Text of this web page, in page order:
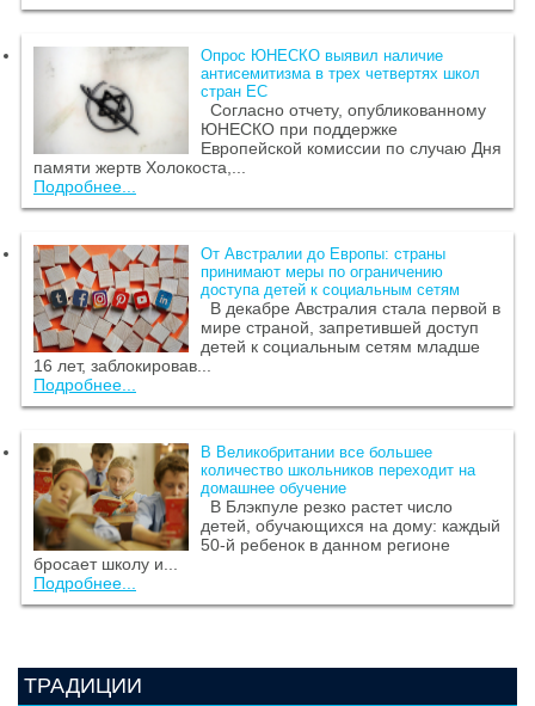
Опрос ЮНЕСКО выявил наличие
антисемитизма в трех четвертях школ
стран ЕС
Согласно отчету, опубликованному
ЮНЕСКО при поддержке
Европейской комиссии по случаю Дня
памяти жертв Холокоста,...
Подробнее...
От Австралии до Европы: страны
принимают меры по ограничению
доступа детей к социальным сетям
В декабре Австралия стала первой в
мире страной, запретившей доступ
детей к социальным сетям младше
16 лет, заблокировав...
Подробнее...
В Великобритании все большее
количество школьников переходит на
домашнее обучение
В Блэкпуле резко растет число
детей, обучающихся на дому: каждый
50-й ребенок в данном регионе
бросает школу и...
Подробнее...
ТРАДИЦИИ